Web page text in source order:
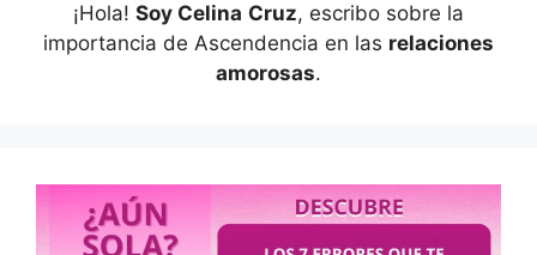
¡Hola! Soy Celina Cruz, escribo sobre la
importancia de Ascendencia en las relaciones
amorosas.